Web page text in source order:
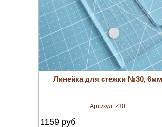
увеличить
Линейка для стежки №30, 6мм
Артикул:Z30
1159руб